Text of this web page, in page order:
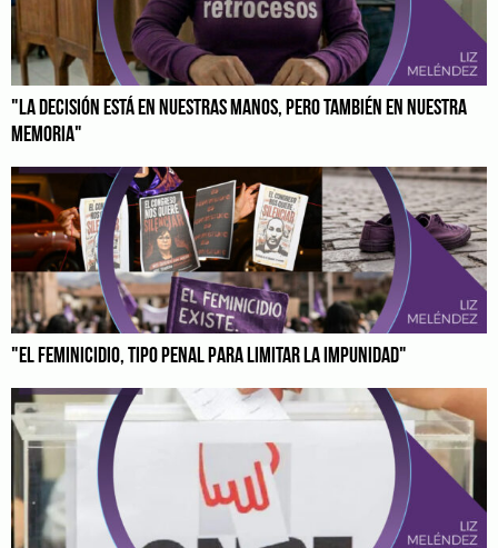
"LA DECISIÓN ESTÁ EN NUESTRAS MANOS, PERO TAMBIÉN EN NUESTRA
MEMORIA"
"EL FEMINICIDIO, TIPO PENAL PARA LIMITAR LA IMPUNIDAD"